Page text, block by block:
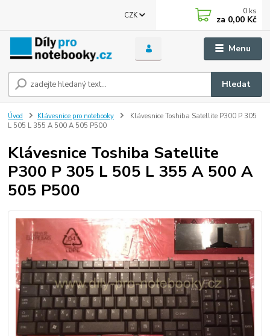
Menu
CZK
Hledat
0 ks
za 0,00 Kč
Úvod Klávesnice pro notebooky
Klávesnice Toshiba Satellite P300 P 305
L 505 L 355 A 500 A 505 P500
Klávesnice Toshiba Satellite
P300 P 305 L 505 L 355 A 500 A
505 P500